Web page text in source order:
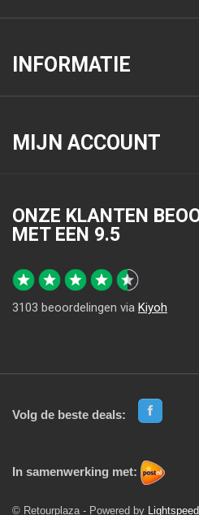
INFORMATIE
MIJN ACCOUNT
ONZE KLANTEN
MET EEN 9.5
3103 beoordelingen via Kiyoh
Volg de beste deals:
In samenwerking met:
© Retourplaza - Powered by Lightspeed